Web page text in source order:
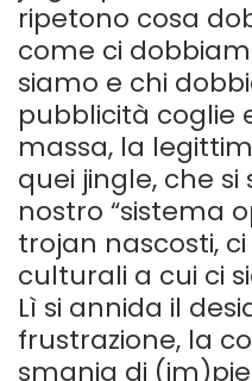
ripetono cosa
come ci
siamo e chi
pubblicità coglie
massa, la
quei jingle, che
nostro “sistema
trojan nascosti,
culturali a cui ci
Lì si annida il
frustrazione, la
smania di